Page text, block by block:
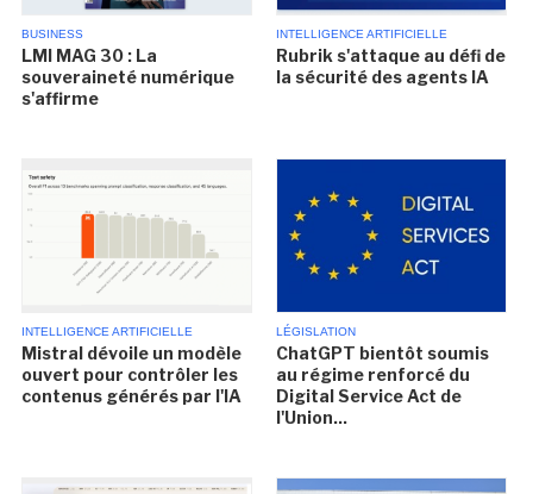
BUSINESS
LMI MAG 30 : La
souveraineté numérique
s'affirme
INTELLIGENCE ARTIFICIELLE
Rubrik s'attaque au défi de
la sécurité des agents IA
INTELLIGENCE ARTIFICIELLE
Mistral dévoile un modèle
ouvert pour contrôler les
contenus générés par l'IA
LÉGISLATION
ChatGPT bientôt soumis
au régime renforcé du
Digital Service Act de
l'Union...